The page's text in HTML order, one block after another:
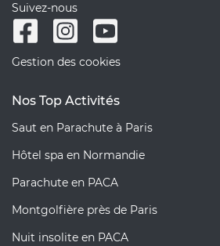
Suivez-nous
Gestion des cookies
Nos Top Activités
Saut en Parachute à Paris
Hôtel spa en Normandie
Parachute en PACA
Montgolfière près de Paris
Nuit insolite en PACA